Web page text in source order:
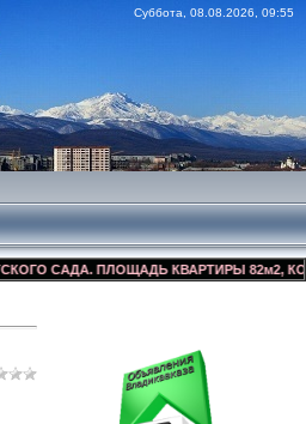
Суббота, 08.08.2026, 09:55
ПЛОЩАДЬ КВАРТИРЫ 82м2,